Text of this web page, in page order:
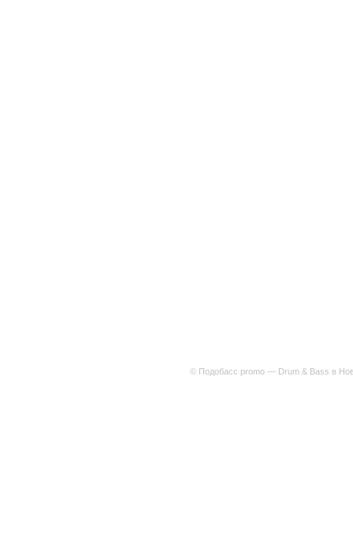
© Подобасс promo — Drum & Bass в